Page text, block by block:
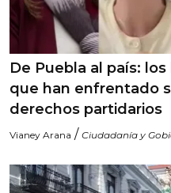
De Puebla al país:
que han enfrentado
derechos partidarios
Vianey Arana / Ciudadanía y